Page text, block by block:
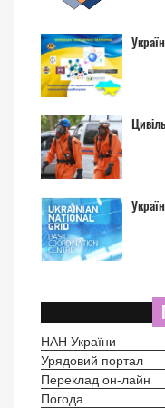
НАН України
Урядовий портал
Переклад он-лайн
Погода